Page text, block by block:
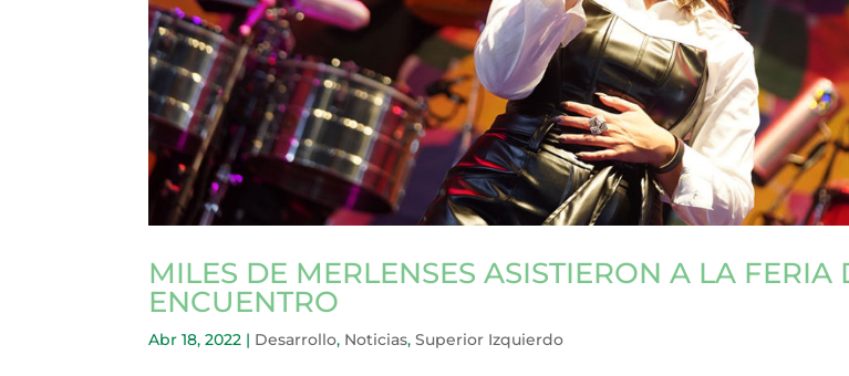
MILES DE MERLENSES ASISTIERON A LA FERIA
ENCUENTRO
Abr 18, 2022 | Desarrollo, Noticias,Superior Izquierdo